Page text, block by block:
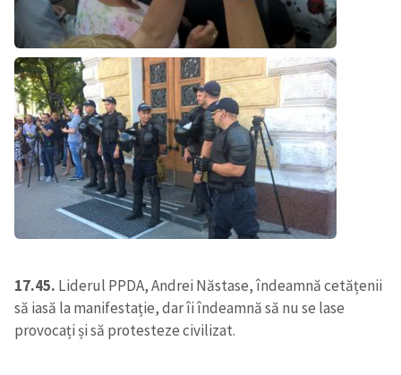
17.45. Liderul PPDA, Andrei Năstase, îndeamnă cetățenii
să iasă la manifestație, dar îi îndeamnă să nu se lase
provocați și să protesteze civilizat.
ȘTIREA MEA
Fotografie
+ Încarcă imagine